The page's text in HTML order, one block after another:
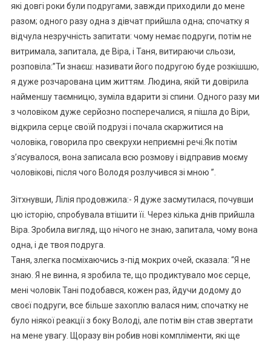
які довгі роки були подругами, завжди приходили до мене
разом; одного разу одна з дівчат прийшла одна; спочатку я
відчула незручність запитати: чому немає подруги, потім не
витримала, запитала, де Віра, і Таня, витираючи сльози,
розповіла:”Ти знаєш: називати його подругою буде розкішшю,
я дуже розчарована цим життям. Людина, якій ти довірила
найменшу таємницю, зуміла вдарити зі спини. Одного разу ми
з чоловіком дуже серйозно посперечалися, я пішла до Віри,
відкрила серце своїй подрузі і почала скаржитися на
чоловіка, говорила про свекрухи неприємні речі.Як потім
з’ясувалося, вона записала всю розмову і відправив моєму
чоловікові, після чого Володя розлучився зі мною ”.
Зітхнувши, Лілія продовжила:- Я дуже засмутилася, почувши
цю історію, спробувала втішити її. Через кілька днів прийшла
Віра. Зробила вигляд, що нічого не знаю, запитала, чому вона
одна, і де твоя подруга.
Таня, злегка посміхаючись з-під мокрих очей, сказала: “Я не
знаю. Я не винна, я зробила те, що продиктувало моє серце,
мені чоловік Тані подобався, кожен раз, йдучи додому до
своєї подруги, все більше захоплю валася ним; спочатку не
було ніякої реакції з боку Володі, але потім він став звертати
на мене увагу. Щоразу він робив нові компліменти, які ще